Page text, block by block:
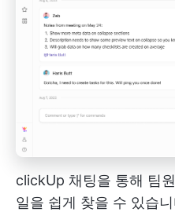
clickUp 채팅을 통해 팀
일을 쉽게 찾을 수 있습니